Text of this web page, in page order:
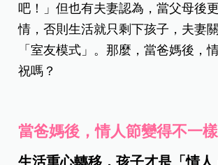
吧！」但也有夫妻認為，當父母後
情，否則生活就只剩下孩子，夫妻
「室友模式」。那麼，當爸媽後，
祝嗎？
當爸媽後，情人節變得不一樣
生活重心轉移，孩子才是「情人